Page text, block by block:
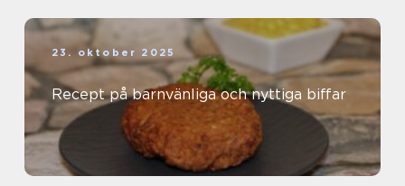
23. oktober 2025
Recept på barnvänliga och nyttiga biffar